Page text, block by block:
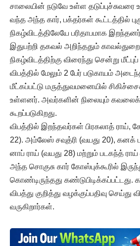
சாலையின் நடுவே உள்ள
வந்த அந்த கார், பக்தர்கள் கூட்டத்தில்
நிகழ்விடத்திலேயே பரிதாபமாக
இதுபற்றி தகவல் அறிந்ததும்
நிகழ்விடத்திற்கு விரைந்து சென்று
விபத்தில் மேலும் 2 பேர் படுகாயம்
மீட்கப்பட்டு மருத்துவமனையில்
உள்ளனர். அவர்களின் நிலையும்
கூறப்படுகிறது.
விபத்தில் இறந்தவர்கள் பிரகலாத் ராய்,
22). அம்லேஸ் சவுத்ரி (வயது 20), கனக்
னாப் ராய் (வயது 28) மற்றும் படகந்த்
அந்த சொகுசு கார் கோஸ்புக்கூரில்
கொண்டிருந்தது கண்டுபிடிக்கப்பட்டது.
விபத்து குறித்து வழக்குப்பதிவு
வருகிறார்கள்.